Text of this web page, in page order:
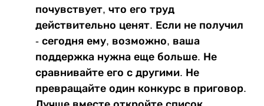
почувствует, что его труд
действительно ценят. Если не получил
- сегодня ему, возможно, ваша
поддержка нужна еще больше. Не
сравнивайте его с другими. Не
превращайте один конкурс в приговор.